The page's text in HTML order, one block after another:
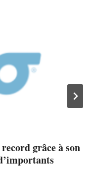
grâce à son